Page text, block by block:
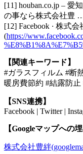
[11] houban.co.jp – 愛
の事なら株式会社豊
[12] Facebook · 株式
(https://
【関連キーワード】
#ガラスフィルム #断
暖房費節約 #結露防止
【SNS連携】
Facebook | Twitter |
【Googleマップへの
株式会社豊絆